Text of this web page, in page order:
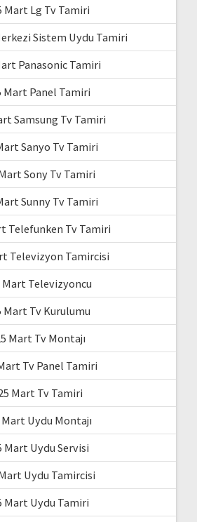
Mart Lg Tv Tamiri
Sistem Uydu Tamiri
Panasonic Tamiri
Mart Panel Tamiri
Samsung Tv Tamiri
Sanyo Tv Tamiri
Sony Tv Tamiri
Sunny Tv Tamiri
Telefunken Tv Tamiri
Televizyon Tamircisi
Mart Televizyoncu
Mart Tv Kurulumu
Mart Tv Montajı
Tv Panel Tamiri
Mart Tv Tamiri
Mart Uydu Montajı
Mart Uydu Servisi
Uydu Tamircisi
Mart Uydu Tamiri